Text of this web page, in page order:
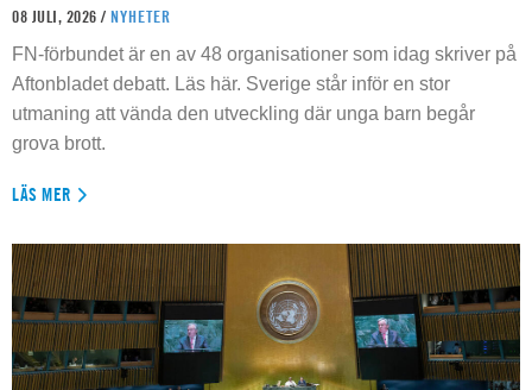
08 JULI, 2026 / NYHETER
FN-förbundet är en av 48 organisationer som idag skriver på
Aftonbladet debatt. Läs här. Sverige står inför en stor
utmaning att vända den utveckling där unga barn begår
grova brott.
LÄS MER